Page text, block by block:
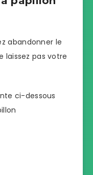
abandonner le
laissez pas votre
ci-dessous